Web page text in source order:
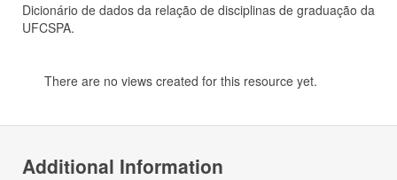
Dicionário de dados da relação de disciplinas de graduação da
UFCSPA.
There are no views created for this resource yet.
Additional Information